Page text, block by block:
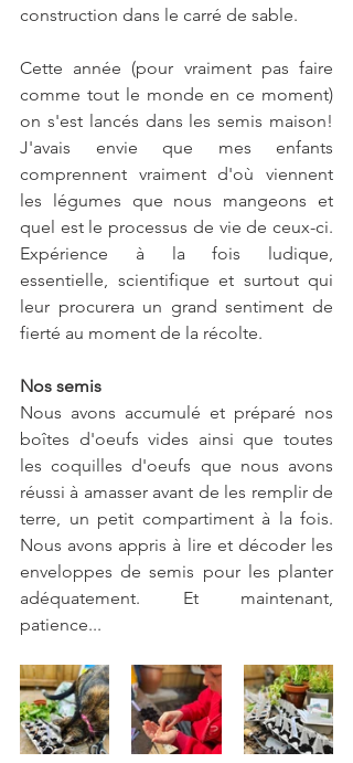
construction dans le carré de sable.
Cette année (pour vraiment pas faire
comme tout le monde en ce moment)
on s'est lancés dans les semis maison!
J'avais envie que mes enfants
comprennent vraiment d'où viennent
les légumes que nous mangeons et
quel est le processus de vie de ceux-ci.
Expérience à la fois ludique,
essentielle, scientifique et surtout qui
leur procurera un grand sentiment de
fierté au moment de la récolte.
Nos semis
Nous avons accumulé et préparé nos
boîtes d'oeufs vides ainsi que toutes
les coquilles d'oeufs que nous avons
réussi à amasser avant de les remplir de
terre, un petit compartiment à la fois.
Nous avons appris à lire et décoder les
enveloppes de semis pour les planter
adéquatement. Et maintenant,
patience...